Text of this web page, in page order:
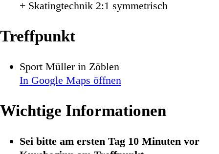
+ Skatingtechnik 2:1 symmetrisch
Treffpunkt
Sport Müller in Zöblen
In Google Maps öffnen
Wichtige Informationen
Sei bitte am ersten Tag 10 Minuten vor